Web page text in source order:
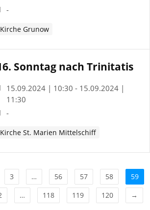
-
Kirche Grunow
Sonntag nach Trinitatis
15.09.2024 | 10:30 - 15.09.2024 |
11:30
-
Kirche St. Marien Mittelschiff
3 … 56 57 58
59
… 118 119 120 →